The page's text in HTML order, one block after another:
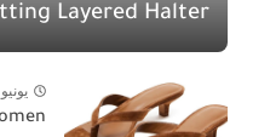
Layered Halter...
يونيو 5, 2026